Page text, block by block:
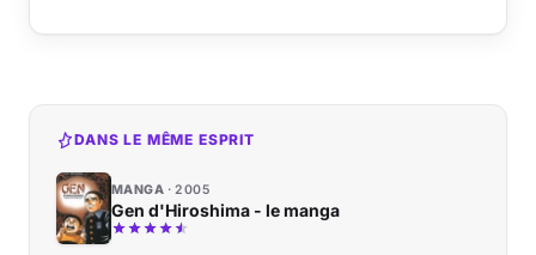
DANS LE MÊME ESPRIT
MANGA 2005
Gen d'Hiroshima - le manga